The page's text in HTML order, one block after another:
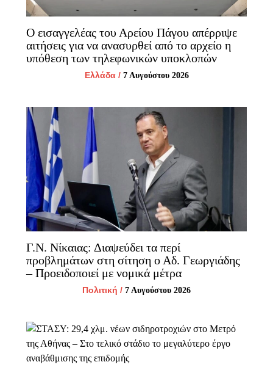
Ο εισαγγελέας του Αρείου Πάγου απέρριψε
αιτήσεις για να ανασυρθεί από το αρχείο η
υπόθεση των τηλεφωνικών υποκλοπών
Ελλάδα/ 7 Αυγούστου 2026
Γ.Ν. Νίκαιας: Διαψεύδει τα περί
προβλημάτων στη σίτηση ο Αδ. Γεωργιάδης
– Προειδοποιεί με νομικά μέτρα
Πολιτική / 7 Αυγούστου 2026